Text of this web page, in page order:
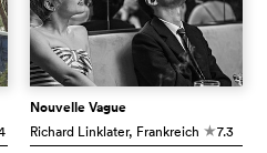
Nouvelle Vague
Richard Linklater, Frankreich c7.3